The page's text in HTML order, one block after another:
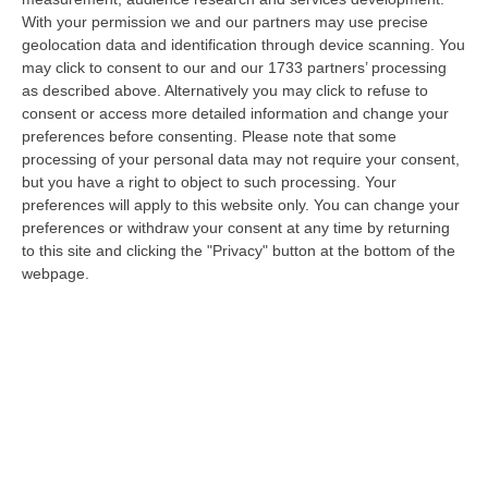
With your permission we and our partners may use precise
geolocation data and identification through device scanning. You
may click to consent to our and our 1733 partners’ processing
as described above. Alternatively you may click to refuse to
consent or access more detailed information and change your
preferences before consenting. Please note that some
processing of your personal data may not require your consent,
but you have a right to object to such processing. Your
preferences will apply to this website only. You can change your
preferences or withdraw your consent at any time by returning
to this site and clicking the "Privacy" button at the bottom of the
webpage.
Meteo, Ondata Di Caldo Estremo Fino A Ferragosto
“Nella giornata di oggi ancora temporali, in alcuni casi molto intensi, sui
rilievi di Alpi e Appennini, e in locale estensione fin verso le…
09 Agosto, 15:10
Razionalizzazione Della Spesa Sanitaria E Acquisti Sotto Controllo.
La Strategia “anti-Sprechi” Della Regione
“CATANZARO La razionalizzazione della spesa sanitaria passa dalla
centralizzazione degli acquisti. È una delle direttrici individuate dalla…
09 Agosto, 14:37